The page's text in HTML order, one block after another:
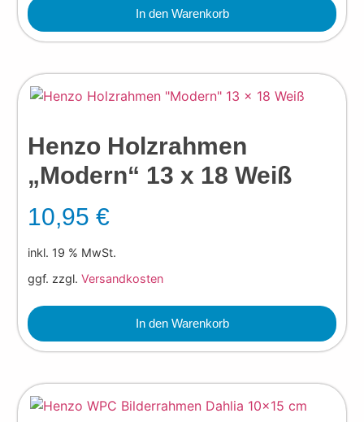
In den Warenkorb
Henzo Holzrahmen
„Modern“ 13 x 18 Weiß
10,95€
inkl. 19 % MwSt.
ggf. zzgl.Versandkosten
In den Warenkorb